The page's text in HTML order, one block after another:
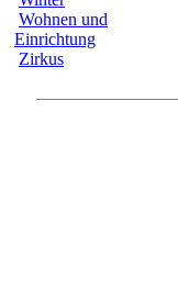
Wohnen und
Einrichtung
Zirkus